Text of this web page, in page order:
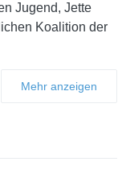
Jugend, Jette
Koalition der
Mehr anzeigen